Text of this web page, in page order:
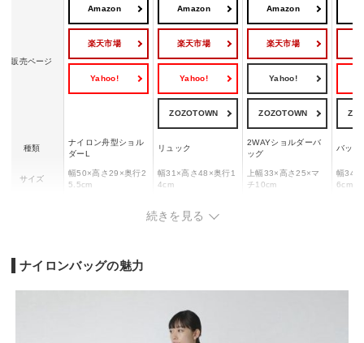
販売ページ
Amazon
楽天市場
Yahoo!
Amazon
楽天市場
Yahoo!
ZOZOTOWN
Amazon
楽天市場
Yahoo!
ZOZOTOWN
種類
ナイロン舟型ショル
ダーL
リュック
2WAYショルダーバ
ッグ
バック
サイズ
幅50×高さ29×奥行2
5.5cm
幅31×高さ48×奥行1
4cm
上幅33×高さ25×マ
チ10cm
幅34×
6cm
続きを見る
ナイロンバッグの魅力